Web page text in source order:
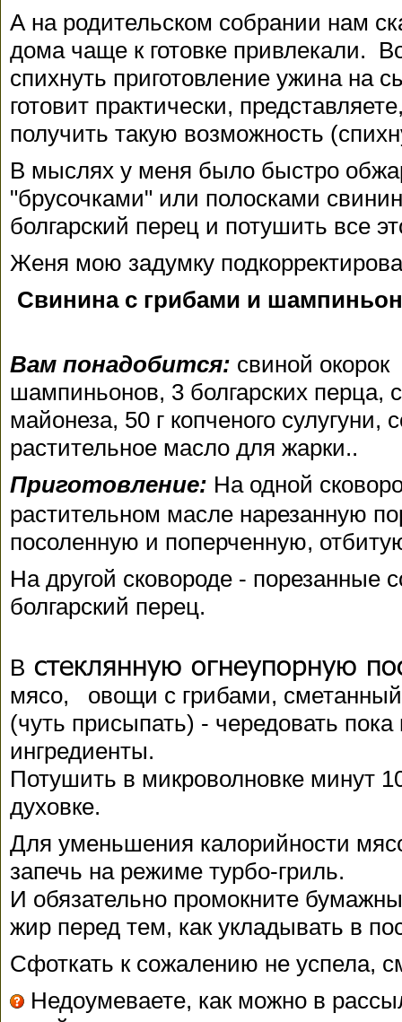
А на родительском собрании нам
дома чаще к готовке привлекали.
спихнуть приготовление ужина на
готовит практически,
получить такую возможность
В мыслях у меня было быстро
"брусочками" или полосками
болгарский перец и потушить все
Женя мою задумку
Свинина с грибами и
Вам понадобится: свиной окорок
шампиньонов, 3 болгарских перца,
майонеза, 50 г копченого сулугуни,
растительное масло для жарки..
Приготовление: На одной
растительном масле нарезанную
посоленную и поперченную,
На другой сковороде - порезанные
болгарский перец.
В стеклянную огнеупорную
мясо, овощи с грибами, сметанный
(чуть присыпать) - чередовать пока
ингредиенты.
Потушить в микроволновке минут
духовке.
Для уменьшения калорийности
запечь на режиме турбо-гриль.
И обязательно промокните
жир перед тем, как укладывать в
Сфоткать к сожалению не успела,
Недоумеваете, как можно в